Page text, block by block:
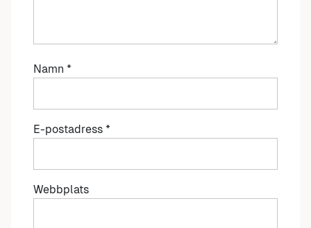
Namn *
E-postadress *
Webbplats